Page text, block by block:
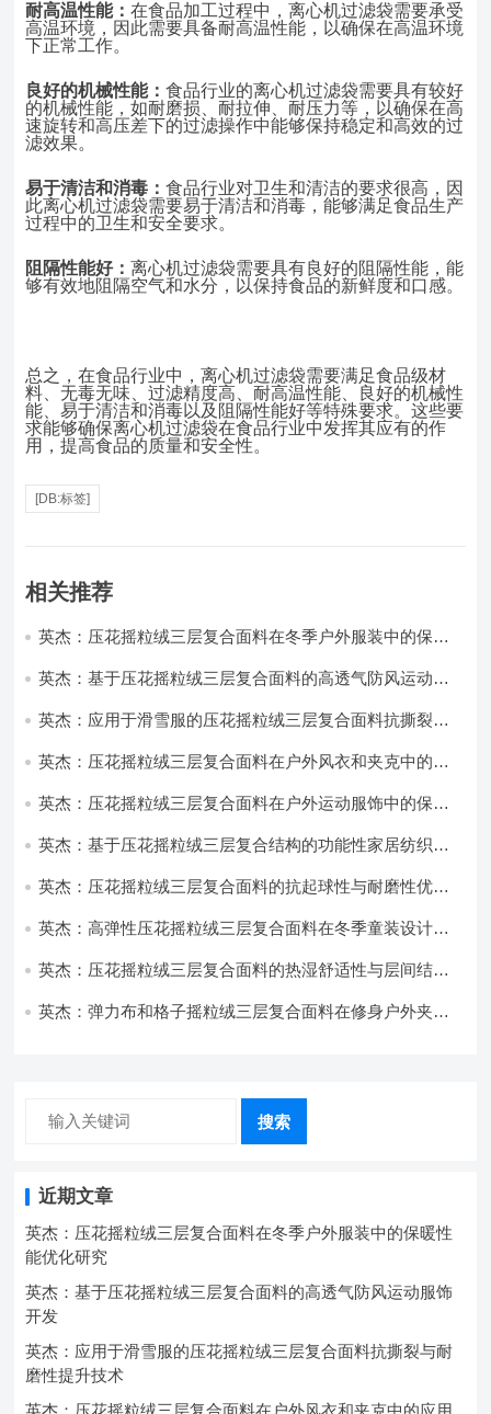
耐高温性能：在食品加工过程中，离心机过滤袋需要承受
高温环境，因此需要具备耐高温性能，以确保在高温环境
下正常工作。
良好的机械性能：食品行业的离心机过滤袋需要具有较好
的机械性能，如耐磨损、耐拉伸、耐压力等，以确保在高
速旋转和高压差下的过滤操作中能够保持稳定和高效的过
滤效果。
易于清洁和消毒：食品行业对卫生和清洁的要求很高，因
此离心机过滤袋需要易于清洁和消毒，能够满足食品生产
过程中的卫生和安全要求。
阻隔性能好：离心机过滤袋需要具有良好的阻隔性能，能
够有效地阻隔空气和水分，以保持食品的新鲜度和口感。
总之，在食品行业中，离心机过滤袋需要满足食品级材
料、无毒无味、过滤精度高、耐高温性能、良好的机械性
能、易于清洁和消毒以及阻隔性能好等特殊要求。这些要
求能够确保离心机过滤袋在食品行业中发挥其应有的作
用，提高食品的质量和安全性。
[DB:标签]
相关推荐
英杰：压花摇粒绒三层复合面料在冬季户外服装中的保暖
英杰：基于压花摇粒绒三层复合面料的高透气防风运动服
英杰：应用于滑雪服的压花摇粒绒三层复合面料抗撕裂与
英杰：压花摇粒绒三层复合面料在户外风衣和夹克中的应
英杰：压花摇粒绒三层复合面料在户外运动服饰中的保暖
英杰：基于压花摇粒绒三层复合结构的功能性家居纺织品
英杰：压花摇粒绒三层复合面料的抗起球性与耐磨性优化
英杰：高弹性压花摇粒绒三层复合面料在冬季童装设计中
英杰：压花摇粒绒三层复合面料的热湿舒适性与层间结合
英杰：弹力布和格子摇粒绒三层复合面料在修身户外夹克
搜索
近期文章
英杰：压花摇粒绒三层复合面料在冬季户外服装中的保暖性
能优化研究
英杰：基于压花摇粒绒三层复合面料的高透气防风运动服饰
开发
英杰：应用于滑雪服的压花摇粒绒三层复合面料抗撕裂与耐
磨性提升技术
英杰：压花摇粒绒三层复合面料在户外风衣和夹克中的应用